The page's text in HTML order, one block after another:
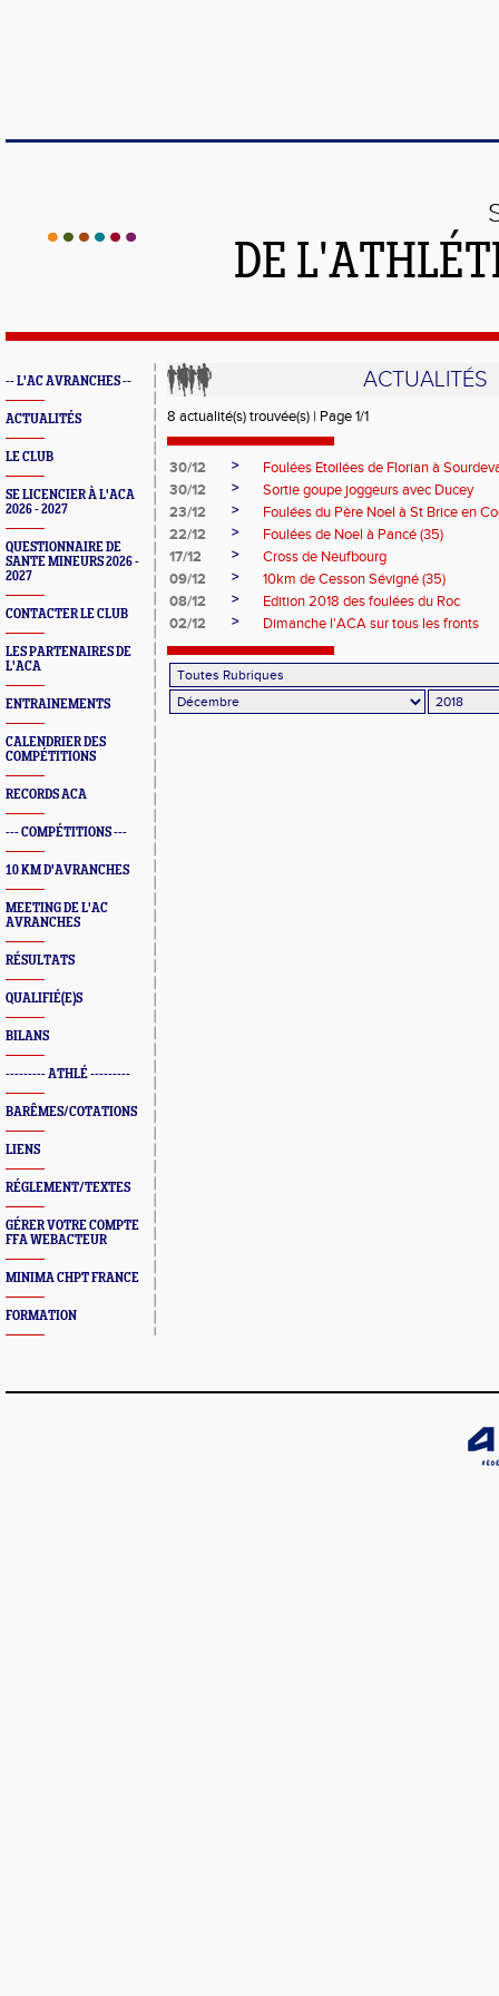
DE
-- L'AC AVRANCHES --
ACTUALITÉS
LE CLUB
SE LICENCIER À L'ACA
2026 - 2027
QUESTIONNAIRE DE
SANTE MINEURS 2026 -
2027
CONTACTER LE CLUB
LES PARTENAIRES DE
L'ACA
ENTRAINEMENTS
CALENDRIER DES
COMPÉTITIONS
RECORDS ACA
--- COMPÉTITIONS ---
10 KM D'AVRANCHES
MEETING DE L'AC
AVRANCHES
RÉSULTATS
QUALIFIÉ(E)S
BILANS
--------- ATHLÉ ---------
BARÊMES/COTATIONS
LIENS
RÉGLEMENT/TEXTES
GÉRER VOTRE COMPTE
FFA WEBACTEUR
MINIMA CHPT FRANCE
FORMATION
ACTUALITÉS
8 actualité(s) trouvée(s) | Page 1/1
30/12 >
Foulées Etoilées de Florian à
30/12
>
Sortie goupe joggeurs avec Ducey
23/12
>
Foulées du Père Noel à St Brice en
22/12
>
Foulées de Noel à Pancé (35)
17/12
>
Cross de Neufbourg
09/12
>
10km de Cesson Sévigné (35)
08/12
>
Edition 2018 des foulées du Roc
02/12
> Dimanche l'ACA sur tous les fronts